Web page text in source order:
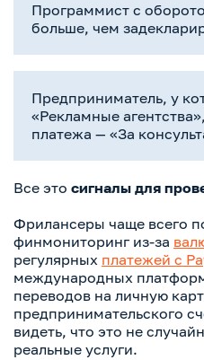
Программист с
больше, чем
Предприниматель, у
«Рекламные
платежа — «За
Все это сигналы для
Фрилансеры чаще всего
финмониторинг из-за
регулярных платежей с
международных
переводов на личную
предпринимательского
видеть, что это не
реальные услуги.